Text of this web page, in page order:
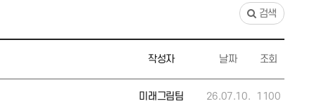
검색
작성자 날짜 조회
미래그림팀 26.07.10. 1100